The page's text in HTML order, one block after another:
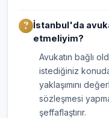
İstanbul'da
etmeliyim?
Avukatın bağlı
istediğiniz
yaklaşımını
sözleşmesi
şeffaflaştırır.